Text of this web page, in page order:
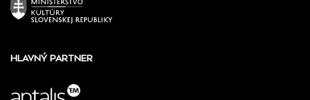
HLAVNÝ PARTNER